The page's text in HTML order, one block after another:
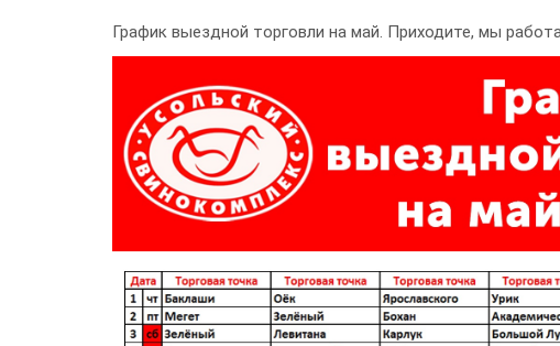
График выездной торговли на май. Приходите, мы